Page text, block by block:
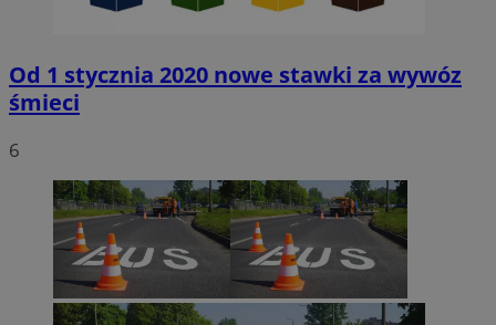
Od 1 stycznia 2020 nowe stawki za wywóz
śmieci
6